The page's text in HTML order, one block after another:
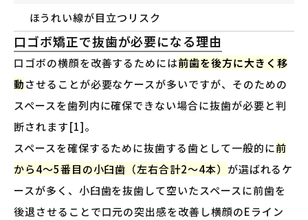
ほうれい線が目立つリスク
口ゴボ矯正で抜歯が必要になる理由
口ゴボの横顔を改善するためには前歯を後方に大きく移
動させることが必要なケースが多いですが、そのための
スペースを歯列内に確保できない場合に抜歯が必要と判
断されます[1]。
スペースを確保するために抜歯する歯として一般的に前
から4〜5番目の小臼歯（左右合計2〜4本） が選ばれるケ
ースが多く、小臼歯を抜歯して空いたスペースに前歯を
後退させることで口元の突出感を改善し横顔のEライン